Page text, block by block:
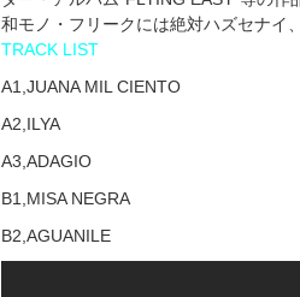
和モノ・フリークには絶対ハズセナイ
TRACK LIST
A1,JUANA MIL CIENTO
A2,ILYA
A3,ADAGIO
B1,MISA NEGRA
B2,AGUANILE